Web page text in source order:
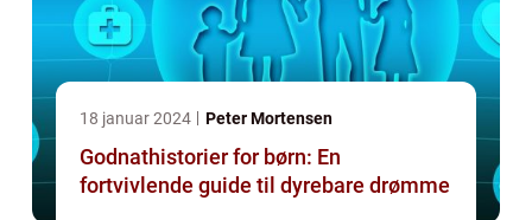
18 januar 2024 Peter Mortensen
Godnathistorier for børn: En
fortvivlende guide til dyrebare drømme